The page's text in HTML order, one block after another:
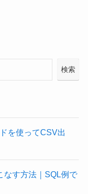
検索
を使ってCSV出
なす方法｜SQL例で